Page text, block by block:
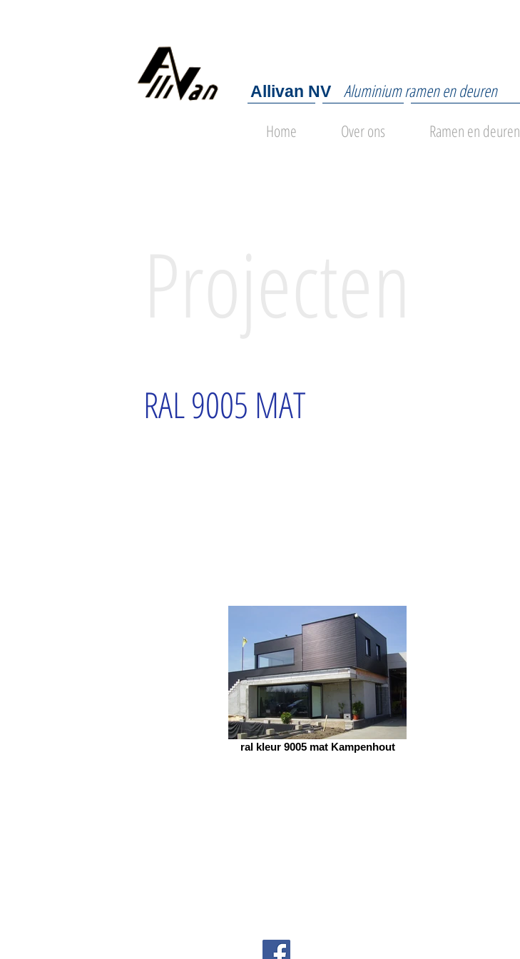
Allivan NV Aluminium ramen en deuren
Home Over ons Ramen en deuren
RAL 9005 MAT
ral kleur 9005 mat Kampenhout